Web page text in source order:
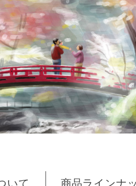
いて 商品ラインナ